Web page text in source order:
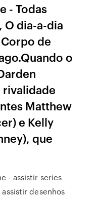
- Todas
O dia-a-dia
de
o
Matthew
e Kelly
que
- assistir series
desenhos